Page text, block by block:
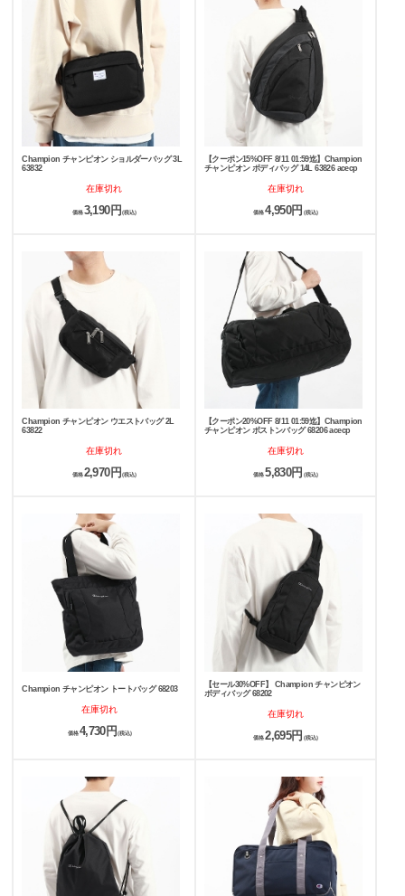
Champion チャンピオン ショルダーバッグ 3L
63832
在庫切れ
価格 3,190円(税込)
【クーポン15%OFF 8/11 01:59迄】Champion
チャンピオン ボディバッグ 14L 63826 acecp
在庫切れ
価格4,950円 (税込)
Champion チャンピオン ウエストバッグ 2L
63822
在庫切れ
価格 2,970円 (税込)
【クーポン20%OFF 8/11 01:59迄】Champion
チャンピオン ボストンバッグ 68206 acecp
在庫切れ
価格5,830円 (税込)
Champion チャンピオン トートバッグ 68203
在庫切れ
価格 4,730円 (税込)
【セール30%OFF】 Champion チャンピオン
ボディバッグ 68202
在庫切れ
価格2,695円 (税込)